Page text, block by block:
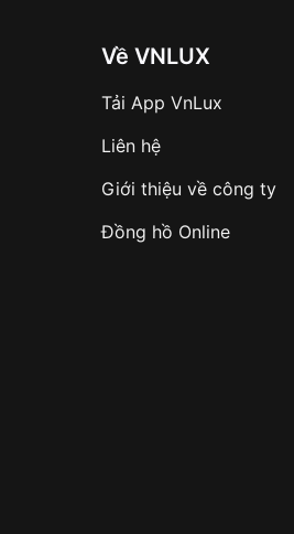
Về VNLUX
Tải App VnLux
Liên hệ
Giới thiệu về công ty
Đồng hồ Online